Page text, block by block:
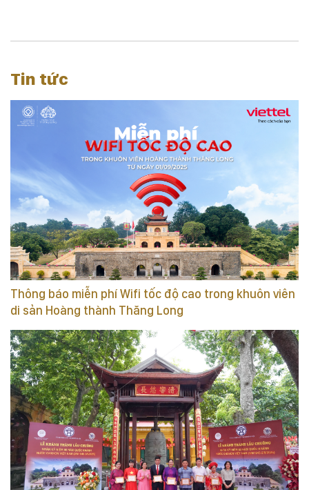
Tin tức
Thông báo miễn phí Wifi tốc độ cao trong khuôn viên
di sản Hoàng thành Thăng Long